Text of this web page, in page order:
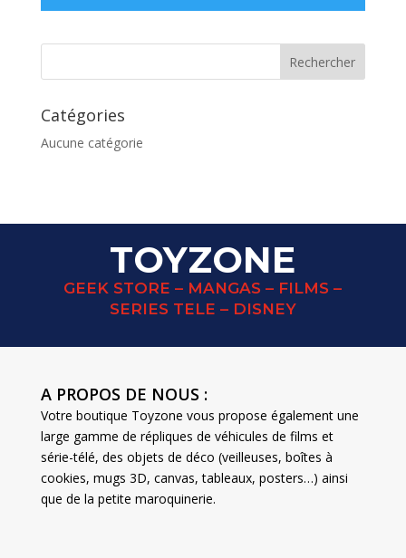
Catégories
Aucune catégorie
TOYZONE
GEEK STORE – MANGAS – FILMS –
SERIES TELE – DISNEY
A PROPOS DE NOUS :
Votre boutique Toyzone vous propose également une
large gamme de répliques de véhicules de films et
série-télé, des objets de déco (veilleuses, boîtes à
cookies, mugs 3D, canvas, tableaux, posters…) ainsi
que de la petite maroquinerie.